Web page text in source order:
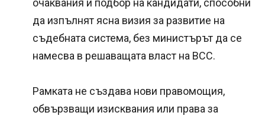
очаквания и подбор на кандидати, способни
да изпълнят ясна визия за развитие на
съдебната система, без министърът да се
намесва в решаващата власт на ВСС.
Рамката не създава нови правомощия,
обвързващи изисквания или права за